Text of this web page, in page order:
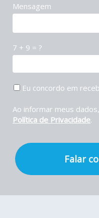
Mensagem
7 + 9 = ?
Eu concordo em
Ao informar meus
Política de Privacidade.
Falar